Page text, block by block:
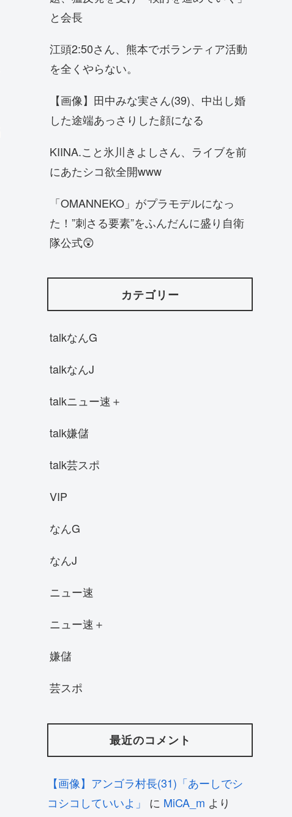
と会長
江頭2:50さん、熊本でボランティア活動
を全くやらない。
【画像】田中みな実さん(39)、中出し婚
した途端あっさりした顔になる
KIINA.こと氷川きよしさん、ライブを前
にあたシコ欲全開www
「OMANNEKO」がプラモデルになっ
た！”刺さる要素”をふんだんに盛り自衛
隊公式😲
カテゴリー
talkなんG
talkなんJ
talkニュー速＋
talk嫌儲
talk芸スポ
VIP
なんG
なんJ
ニュー速
ニュー速＋
嫌儲
芸スポ
最近のコメント
【画像】アンゴラ村長(31)「あーしでシ
コシコしていいよ」
に MiCA_m より